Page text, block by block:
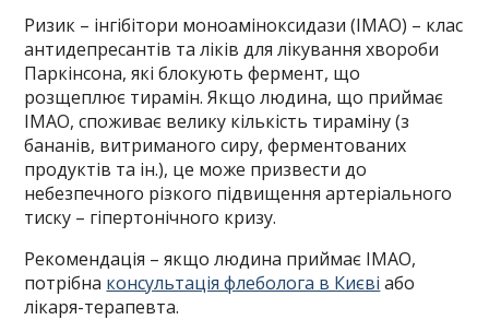
Ризик – інгібітори моноаміноксидази (ІМАО) – клас
антидепресантів та ліків для лікування хвороби
Паркінсона, які блокують фермент, що
розщеплює тирамін. Якщо людина, що приймає
ІМАО, споживає велику кількість тираміну (з
бананів, витриманого сиру, ферментованих
продуктів та ін.), це може призвести до
небезпечного різкого підвищення артеріального
тиску – гіпертонічного кризу.
Рекомендація – якщо людина приймає ІМАО,
потрібна консультація флеболога в Києві або
лікаря-терапевта.